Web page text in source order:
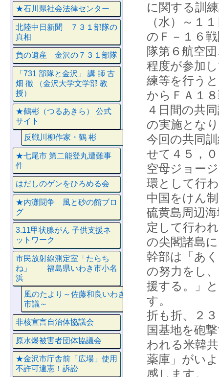
に関する訓
（水）～１
のＦ－１６
隊第６航空
程度が参加
練等を行う
からＦＡ１
４日間の共
の実施とな
今回の共同
せて４５，
空母ジョー
環として行
中国をけん
硫黄島周辺
定して行わ
の尖閣諸島
幹部は「あ
の努力をし
援する。」
す。
折も折、２
国基地を砲
われる米韓
薬庫」がい
感します。
★石川県社会法律センター
北陸中日新聞 ７３１部隊の
真相
負の遺産 金沢の７３１部隊
「731 部隊と金沢」 講 師 古
畑 徹 （金沢大学文学部 教
授）
★鶴彬（つるあきら） 公式
サイト
反戦川柳作家・鶴 彬
★七尾市 第二能登丸遭難事
件
はだしのゲンをひろめる会
★内灘闘争 風と砂の館ブロ
グ
3.11甲状腺がん 子供支援ネ
ットワーク
市民放射線測定室「たらち
ね」 福島県いわき市小名
浜
風のたより～佐藤和良いわき
市議～
非核宣言自治体協議会
原水爆被害者団体協議会
★金沢市庁舎前「広場」使用
不許可違憲！訴訟